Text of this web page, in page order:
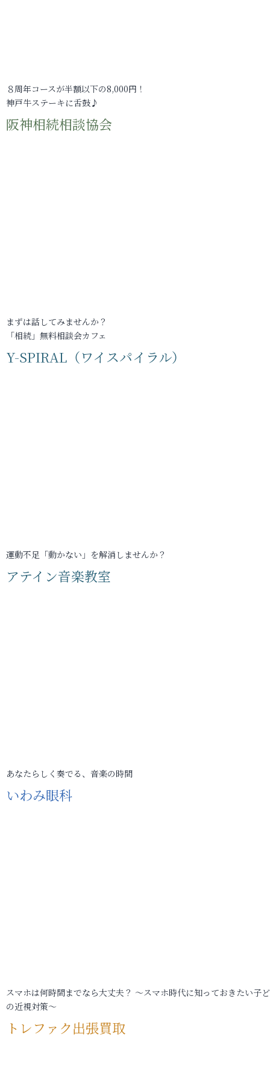
８周年コースが半額以下の8,000円！
神戸牛ステーキに舌鼓♪
阪神相続相談協会
まずは話してみませんか？
「相続」無料相談会カフェ
Y-SPIRAL（ワイスパイラル）
運動不足「動かない」を解消しませんか？
アテイン音楽教室
あなたらしく奏でる、音楽の時間
いわみ眼科
スマホは何時間までなら大丈夫？ ～スマホ時代に知っておきたい子
の近視対策～
トレファク出張買取